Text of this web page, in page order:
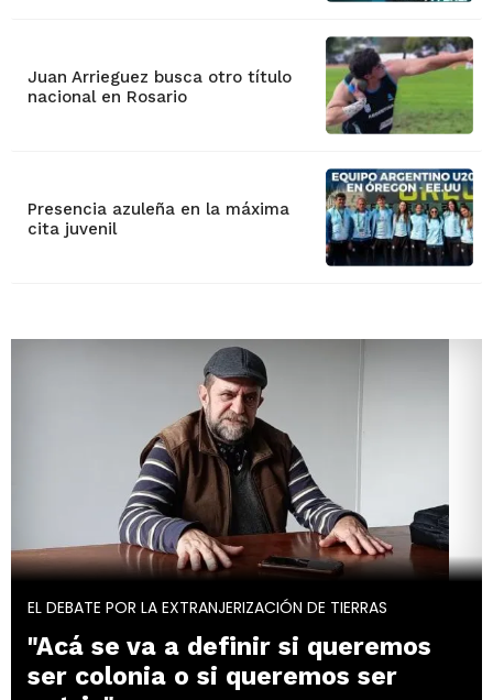
Juan Arrieguez busca otro título
nacional en Rosario
Presencia azuleña en la máxima
cita juvenil
EL DEBATE POR LA EXTRANJERIZACIÓN DE TIERRAS
"Acá se va a definir si queremos
ser colonia o si queremos ser